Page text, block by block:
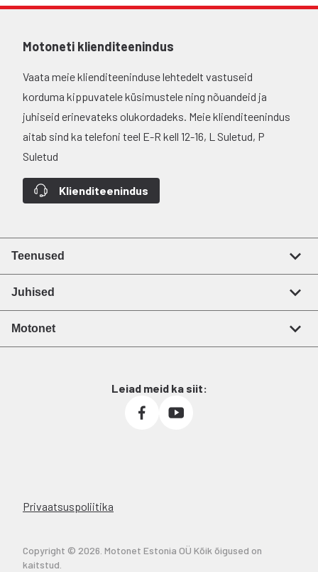
Motoneti klienditeenindus
Vaata meie klienditeeninduse lehtedelt vastuseid
korduma kippuvatele küsimustele ning nõuandeid ja
juhiseid erinevateks olukordadeks. Meie klienditeenindus
aitab sind ka telefoni teel E-R kell 12-16, L Suletud, P
Suletud
Klienditeenindus
Teenused
Juhised
Motonet
Leiad meid ka siit:
Privaatsuspoliitika
Copyright © 2026. Motonet Estonia OÜ Kõik õigused on
kaitstud.